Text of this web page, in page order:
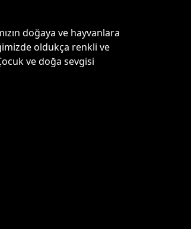
doğaya ve hayvanlara
oldukça renkli ve
ve doğa sevgisi